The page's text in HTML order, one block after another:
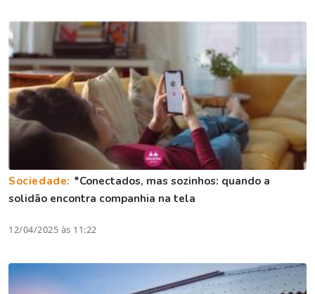
Sociedade: *Conectados, mas sozinhos: quando a
solidão encontra companhia na tela
12/04/2025 às 11:22